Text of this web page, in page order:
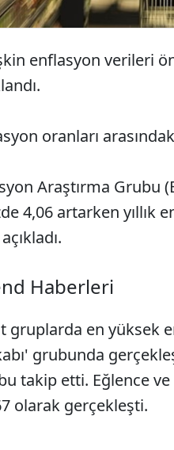
enflasyon verileri
oranları
Araştırma Grubu
4,06 artarken yıllık
Haberleri
gruplarda en yüksek
grubunda
takip etti. Eğlence
olarak gerçekleşti.